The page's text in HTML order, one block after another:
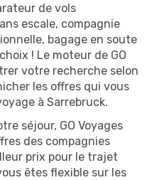
de vols
escale, compagnie
bagage en soute
! Le moteur de GO
votre recherche selon
les offres qui vous
à Sarrebruck.
séjour, GO Voyages
des compagnies
prix pour le trajet
êtes flexible sur les